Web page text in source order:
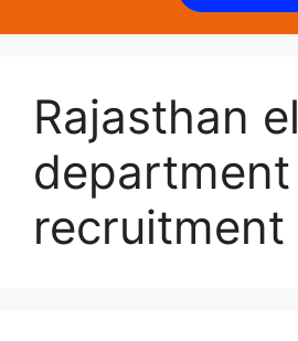
Rajasthan
department
recruitment